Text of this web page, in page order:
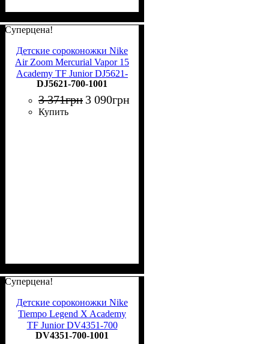
Суперцена!
Детские сороконожки Nike
Air Zoom Mercurial Vapor 15
Academy TF Junior DJ5621-
700
DJ5621-700-1001
3 371грн 3 090грн
Купить
Суперцена!
Детские сороконожки Nike
Tiempo Legend X Academy
TF Junior DV4351-700
DV4351-700-1001